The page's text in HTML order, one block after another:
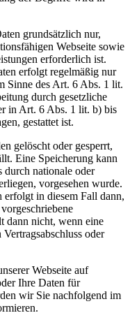
grundsätzlich nur,
Webseite sowie
erforderlich ist.
erfolgt regelmäßig nur
Sinne des Art. 6 Abs. 1 lit.
durch gesetzliche
in Art. 6 Abs. 1 lit. b) bis
gestattet ist.
gelöscht oder gesperrt,
Eine Speicherung kann
durch nationale oder
vorgesehen wurde.
erfolgt in diesem Fall dann,
dann nicht, wenn eine
oder
Webseite auf
Ihre Daten für
wir Sie nachfolgend im